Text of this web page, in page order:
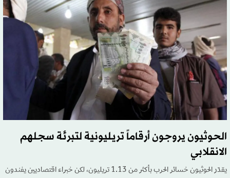
الحوثيون يروجون أرقاماً تريليونية لتبرئة سجلهم
الانقلابي
يقدّر الحوثيون خسائر الحرب بأكثر من 1.13 تريليون، لكن خبراء اقتصاديين يفندون